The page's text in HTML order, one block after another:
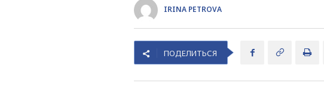
IRINA PETROVA
ПОДЕЛИТЬСЯ